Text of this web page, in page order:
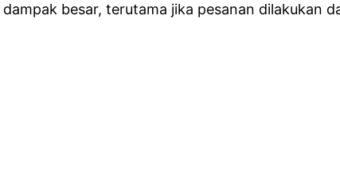
besar, terutama jika pesanan dilakukan